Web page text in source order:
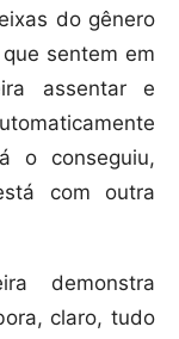
do gênero
sentem em
assentar e
o conseguiu,
com outra
demonstra
claro, tudo